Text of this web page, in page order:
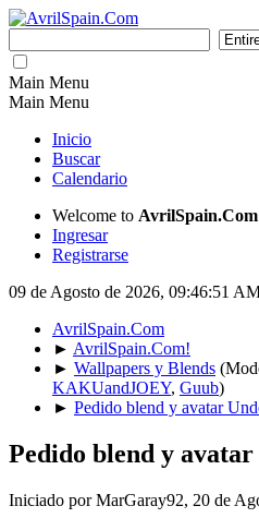
Main Menu
Main Menu
Inicio
Buscar
Calendario
Welcome to AvrilSpain.Com
Ingresar
Registrarse
09 de Agosto de 2026, 09:46:51
AvrilSpain.Com
► AvrilSpain.Com!
► Wallpapers y Blends
KAKUandJOEY, Guub)
► Pedido blend y avatar
Pedido blend y
Iniciado por MarGaray92, 20 de